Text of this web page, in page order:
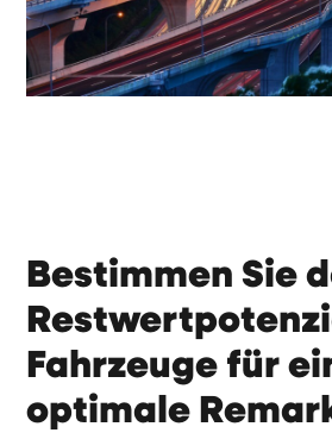
Bestimmen Sie
Fahrzeuge für
optimale